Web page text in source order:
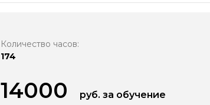
Количество часов:
174
14000 руб. за обучение